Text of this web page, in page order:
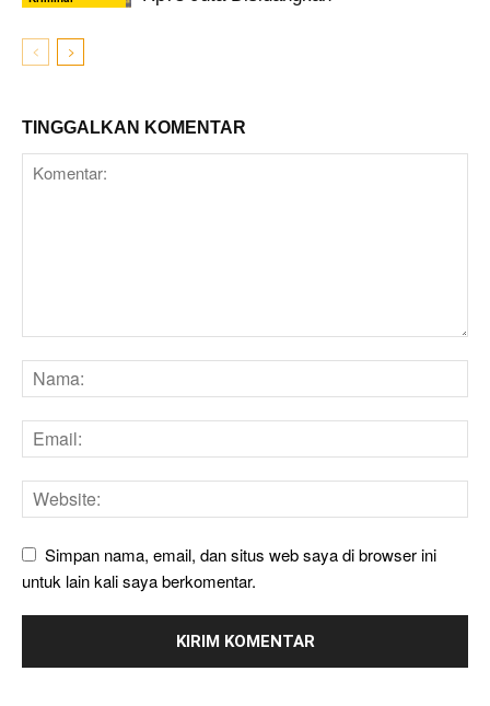
TINGGALKAN KOMENTAR
Simpan nama, email, dan situs web saya di browser ini
untuk lain kali saya berkomentar.